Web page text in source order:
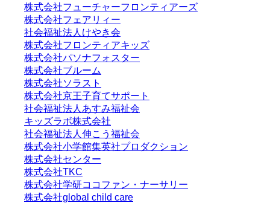
株式会社フューチャーフロンティアーズ
株式会社フェアリィー
社会福祉法人けやき会
株式会社フロンティアキッズ
株式会社パソナフォスター
株式会社ブルーム
株式会社ソラスト
株式会社京王子育てサポート
社会福祉法人あすみ福祉会
キッズラボ株式会社
社会福祉法人伸こう福祉会
株式会社小学館集英社プロダクション
株式会社センター
株式会社TKC
株式会社学研ココファン・ナーサリー
株式会社global child care